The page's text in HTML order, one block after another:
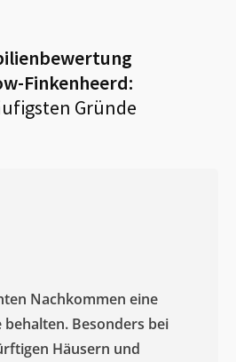
Finkenheerd:
Gründe
Nachkommen eine
Besonders bei
Häusern und